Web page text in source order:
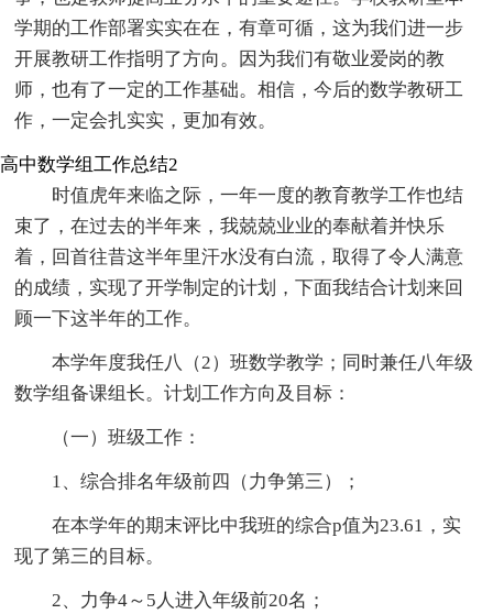
学期的工作部署实实在在，有章可循，这为我们进一步
开展教研工作指明了方向。因为我们有敬业爱岗的教
师，也有了一定的工作基础。相信，今后的数学教研工
作，一定会扎实实，更加有效。
高中数学组工作总结2
时值虎年来临之际，一年一度的教育教学工作也结
束了，在过去的半年来，我兢兢业业的奉献着并快乐
着，回首往昔这半年里汗水没有白流，取得了令人满意
的成绩，实现了开学制定的计划，下面我结合计划来回
顾一下这半年的工作。
本学年度我任八（2）班数学教学；同时兼任八年级
数学组备课组长。计划工作方向及目标：
（一）班级工作：
1、综合排名年级前四（力争第三）；
在本学年的期末评比中我班的综合p值为23.61，实
现了第三的目标。
2、力争4～5人进入年级前20名；